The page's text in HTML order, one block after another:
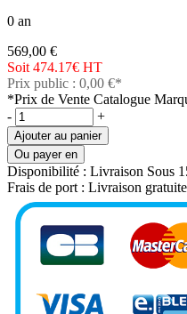
0 an
569,00 €
Soit 474.17€ HT
Prix public : 0,00 €*
*Prix de Vente Catalogue
-
+
Ajouter au panier
Ou payer en
Disponibilité : Livraison Sous
Frais de port : Livraison